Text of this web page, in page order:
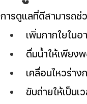
การดูแลที่ดีสามารถช่
เพิ่มกากใยในอ
ดื่มน้ำให้เพียง
เคลื่อนไหวร่า
ขับถ่ายให้เป็น